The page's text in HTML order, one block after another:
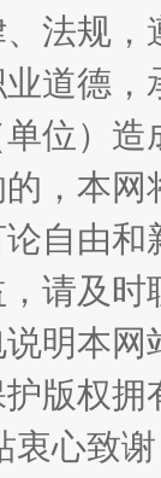
一
法规
道德
位）
，本
自由
请及
明本
版权
衷心致